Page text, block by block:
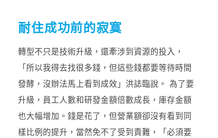
耐住成功前的寂寞
轉型不只是技術升級，還牽涉到資源的投入，
「所以我得去找很多錢，但這些錢都要等待時間
發酵，沒辦法馬上看到成效」洪誌臨說。 為了要
升級，員工人數和研發金額倍數成長，庫存金額
也大幅增加。錢是花了，但營業額卻沒有看到同
樣比例的提升，當然免不了受到責難，「必須要